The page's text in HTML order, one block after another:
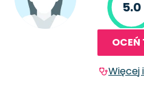
5.0
OCEŃ
Więcej